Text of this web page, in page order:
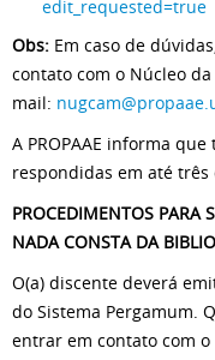
edit_requested=true
Obs: Em caso de
contato com o Núcleo da
mail:
A PROPAAE informa
respondidas em até três
PROCEDIMENTOS PARA
NADA CONSTA DA
O(a) discente deverá
do Sistema Pergamum.
entrar em contato com